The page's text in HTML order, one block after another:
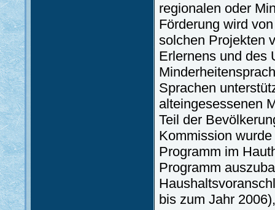
regionalen oder
Förderung wird
solchen Projekten
Erlernens und des
Sprachen
alteingesessenen
Teil der
Kommission
Programm im
Programm
bis zum Jahr